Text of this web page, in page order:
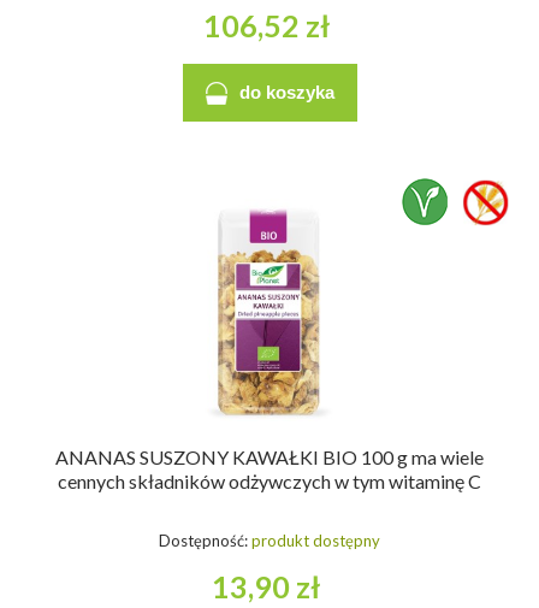
106,52 zł
do koszyka
ANANAS SUSZONY KAWAŁKI BIO 100 g ma wiele
cennych składników odżywczych w tym witaminę C
Dostępność:produkt dostępny
13,90 zł